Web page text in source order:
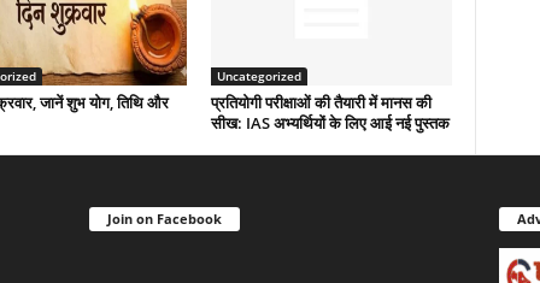
जानें शुभ योग, तिथि और
Uncategorized
प्रतियोगी परीक्षाओं की तैयारी में मानस की
सीख: IAS अभ्यर्थियों के लिए आई नई पुस्तक
Join on Facebook